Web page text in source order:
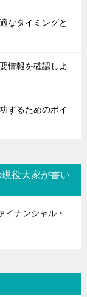
なタイミングと
情報を確認しよ
するためのポイ
役大家が書い
イナンシャル・